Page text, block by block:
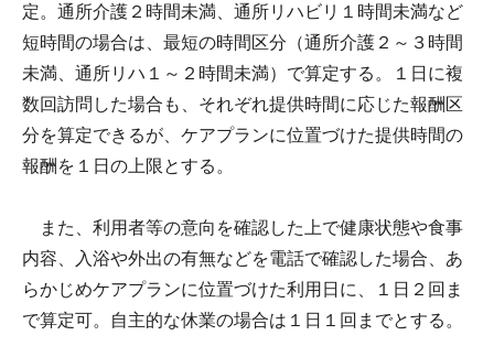
定。通所介護２時間未満、通所リハビリ１時間未満など
短時間の場合は、最短の時間区分（通所介護２～３時間
未満、通所リハ１～２時間未満）で算定する。１日に複
数回訪問した場合も、それぞれ提供時間に応じた報酬区
分を算定できるが、ケアプランに位置づけた提供時間の
報酬を１日の上限とする。
また、利用者等の意向を確認した上で健康状態や食事
内容、入浴や外出の有無などを電話で確認した場合、あ
らかじめケアプランに位置づけた利用日に、１日２回ま
で算定可。自主的な休業の場合は１日１回までとする。